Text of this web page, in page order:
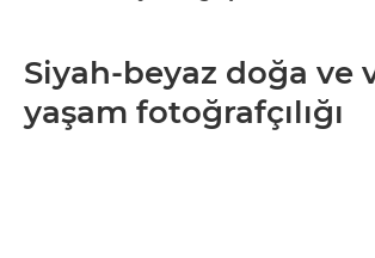
Siyah-beyaz doğa ve
yaşam fotoğrafçılığı